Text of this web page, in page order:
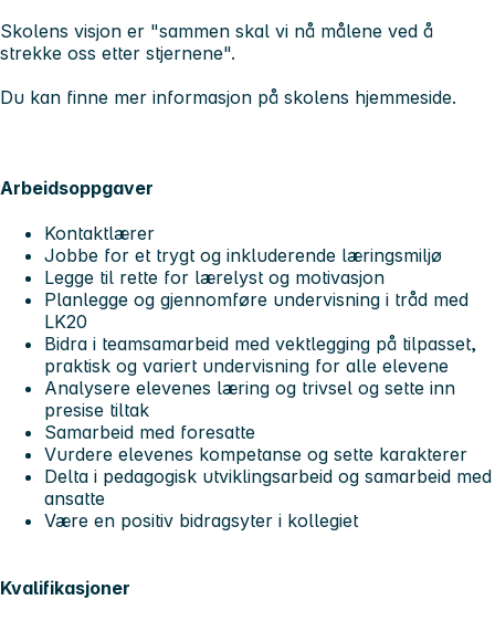
Skolens visjon er "sammen skal vi nå målene ved å
strekke oss etter stjernene".
Du kan finne mer informasjon på skolens hjemmeside.
Arbeidsoppgaver
Kontaktlærer
Jobbe for et trygt og inkluderende læringsmiljø
Legge til rette for lærelyst og motivasjon
Planlegge og gjennomføre undervisning i tråd med
LK20
Bidra i teamsamarbeid med vektlegging på tilpasset,
praktisk og variert undervisning for alle elevene
Analysere elevenes læring og trivsel og sette inn
presise tiltak
Samarbeid med foresatte
Vurdere elevenes kompetanse og sette karakterer
Delta i pedagogisk utviklingsarbeid og samarbeid med
ansatte
Være en positiv bidragsyter i kollegiet
Kvalifikasjoner